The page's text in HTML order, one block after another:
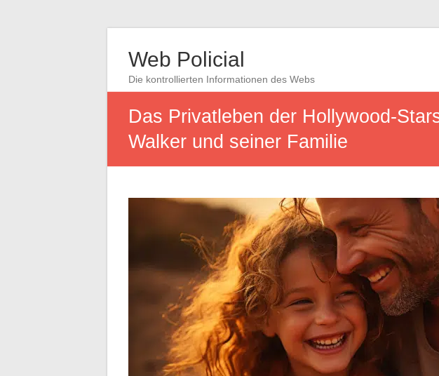
Web Policial
Die kontrollierten Informationen des Webs
Das Privatleben der Hollywood-
Walker und seiner Familie